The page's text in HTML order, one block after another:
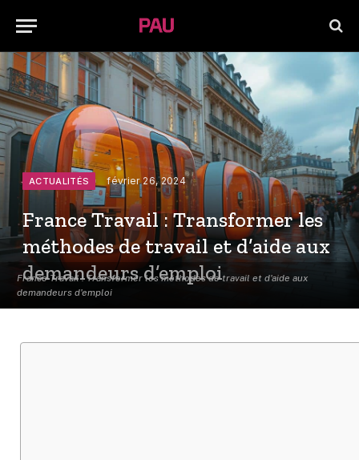
France Travail : Transformer les méthodes de travail et d'aide aux
demandeurs d'emploi
ACTUALITÉS février 26, 2024
France Travail : Transformer les
méthodes de travail et d’aide aux
demandeurs d’emploi